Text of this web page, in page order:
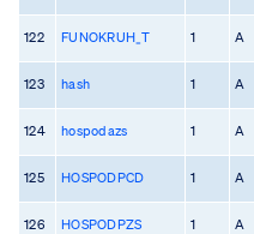
122 FUNOKRUH_T 1 A
123 hash 1 A
124 hospodazs 1 A
125 HOSPODPCD 1 A
126 HOSPODPZS 1 A